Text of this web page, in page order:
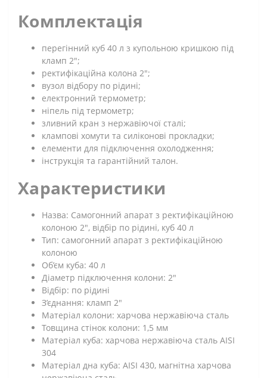
Комплектація
перегінний куб 40 л з купольною кришкою під
кламп 2";
ректифікаційна колона 2";
вузол відбору по рідині;
електронний термометр;
ніпель під термометр;
зливний кран з нержавіючої сталі;
клампові хомути та силіконові прокладки;
елементи для підключення охолодження;
інструкція та гарантійний талон.
Характеристики
Назва: Самогонний апарат з ректифікаційною
колоною 2", відбір по рідині, куб 40 л
Тип: самогонний апарат з ректифікаційною
колоною
Об’єм куба: 40 л
Діаметр підключення колони: 2"
Відбір: по рідині
З’єднання: кламп 2"
Матеріал колони: харчова нержавіюча сталь
Товщина стінок колони: 1,5 мм
Матеріал куба: харчова нержавіюча сталь AISI
304
Матеріал дна куба: AISI 430, магнітна харчова